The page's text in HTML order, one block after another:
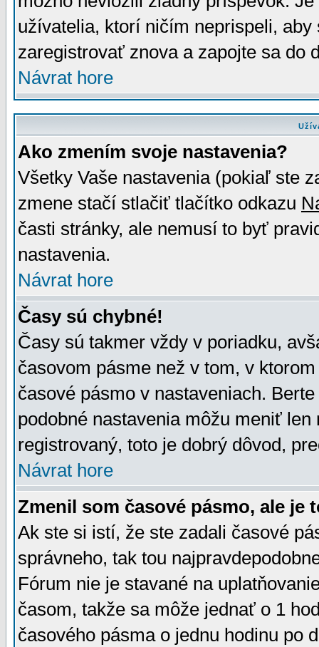
užívatelia, ktorí ničím neprispeli,
zaregistrovať znova a zapojte sa do
Návrat hore
Ako zmením svoje nastavenia?
Všetky Vaše nastavenia (pokiaľ ste
zmene stačí stlačiť tlačítko odkazu
časti stránky, ale nemusí to byť
nastavenia.
Návrat hore
Časy sú chybné!
Časy sú takmer vždy v poriadku,
časovom pásme než v tom, v
časové pásmo v nastaveniach.
podobné nastavenia môžu meniť
registrovaný, toto je dobrý dôvod,
Návrat hore
Zmenil som časové pásmo, ale je
Ak ste si istí, že ste zadali časové
správneho, tak tou
Fórum nie je stavané na
časom, takže sa môže jednať o 1
časového pásma o jednu hodinu po